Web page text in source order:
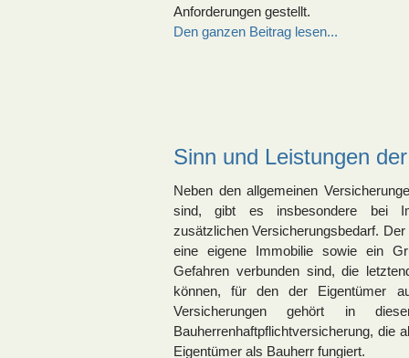
Anforderungen gestellt.
Den ganzen Beitrag lesen...
Sinn und Leistungen
Neben den allgemeinen
sind, gibt es insbesondere bei
zusätzlichen Versicherungsbedarf.
eine eigene Immobilie sowie ein
Gefahren verbunden sind, die
können, für den der Eigentümer
Versicherungen gehört in
Bauherrenhaftpflichtversicherung, die
Eigentümer als Bauherr fungiert.